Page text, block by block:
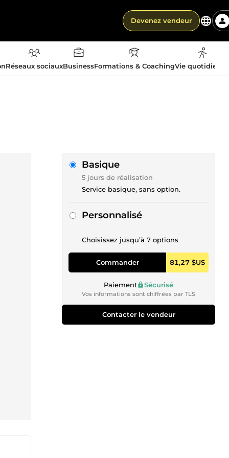
Devenez vendeur
Réseaux sociauxBusinessFormations & CoachingVie
Basique
5 jours de réalisation
Service basique, sans option.
Personnalisé
Choisissez jusqu’à 7 options
Commander 81,27 $US
Paiement Sécurisé
Vos informations sont chiffrées par TLS
Contacter le vendeur